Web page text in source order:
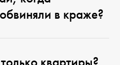
в краже?
квартиры?